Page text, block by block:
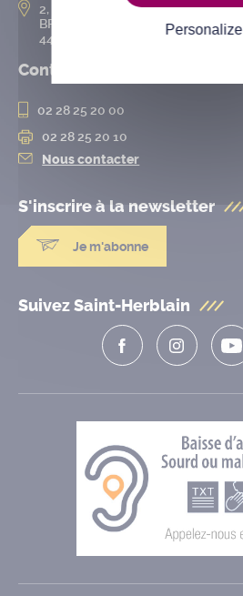
2, rue de l’Hôtel-de-Ville
BP 50167
44802 Saint-Herblain cedex
Contact
02 28 25 20 00
02 28 25 20 10
Nous contacter
S'inscrire à la newsletter
Je m'abonne
Suivez Saint-Herblain
Personalize